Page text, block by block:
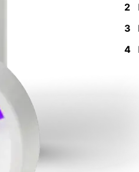
2
3
4